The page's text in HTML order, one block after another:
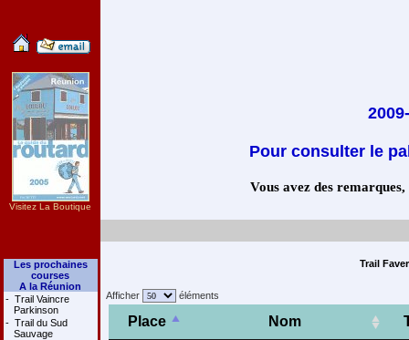
Visitez La Boutique
Les prochaines
courses
A la Réunion
- Trail Vaincre
Parkinson
- Trail du Sud
Sauvage
Pour consulter le
Vous avez des
Trail
Afficher éléments
Place Nom